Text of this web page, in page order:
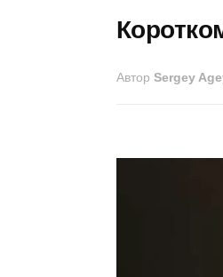
Автор Sergey